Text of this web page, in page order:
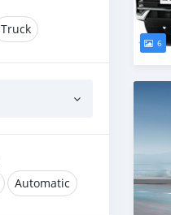
Truck
Automatic
6